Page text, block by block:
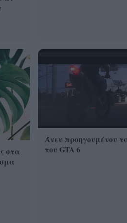
στα
Άνευ προηγουμένου
του GTA 6